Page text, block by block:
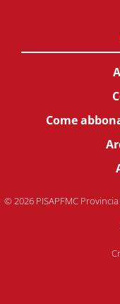
Come
© 2026 PISAPFMC